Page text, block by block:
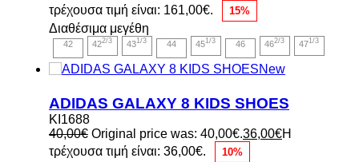
τρέχουσα τιμή είναι: 161,00€.
15%
Διαθέσιμα μεγέθη
42 422/3 431/3 44 451/3 46 462/3 471/3
New
ADIDAS GALAXY 8 KIDS SHOES
KI1688
40,00€ Original price was: 40,00€.36,00€Η
τρέχουσα τιμή είναι: 36,00€.
10%